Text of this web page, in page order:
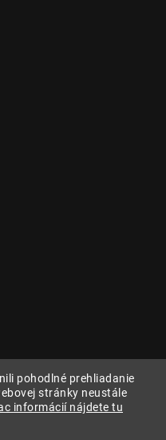
pohodlné prehliadanie
stránky neustále
informácií nájdete tu